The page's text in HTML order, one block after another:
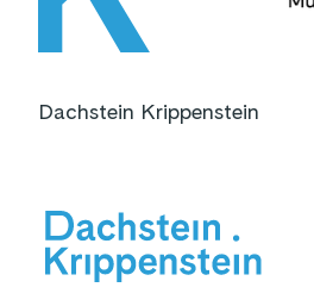
Dachstein Krippenstein